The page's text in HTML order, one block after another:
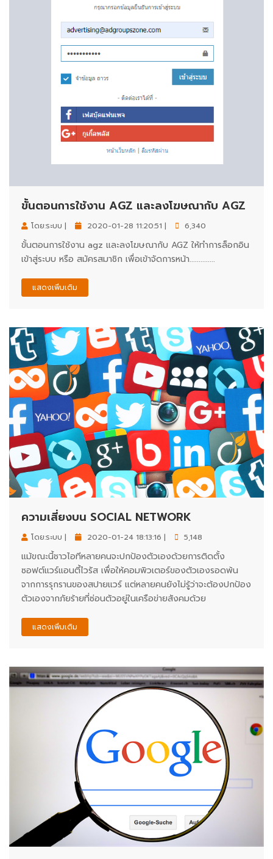
ขั้นตอนการใช้งาน AGZ และลงโฆษณากับ AGZ
โดย:ระบบ | 2020-01-28 11:20:51 | 6,340
ขั้นตอนการใช้งาน agz และลงโฆษณากับ AGZ ให้ทำการล็อกอิน
เข้าสู่ระบบ หรือ สมัครสมาชิก เพื่อเข้าจัดการหน้า..............
แสดงเพิ่มเติม
ความเสี่ยงบน SOCIAL NETWORK
โดย:ระบบ | 2020-01-24 18:13:16 | 5,148
แม้ขณะนี้ชาวไอทีหลายคนจะปกป้องตัวเองด้วยการติดตั้ง
ซอฟต์แวร์แอนตี้ไวรัส เพื่อให้คอมพิวเตอร์ของตัวเองรอดพ้น
จากการรุกรานของสปายแวร์ แต่หลายคนยังไม่รู้ว่าจะต้องปกป้อง
ตัวเองจากภัยร้ายที่ซ่อนตัวอยู่ในเครือข่ายสังคมด้วย
แสดงเพิ่มเติม